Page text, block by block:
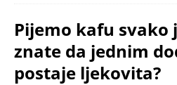
Pijemo kafu svako
znate da jednim
postaje ljekovita?